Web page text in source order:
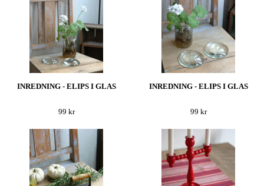
INREDNING - ELIPS I GLAS
99 kr
INREDNING - ELIPS I GLAS
99 kr